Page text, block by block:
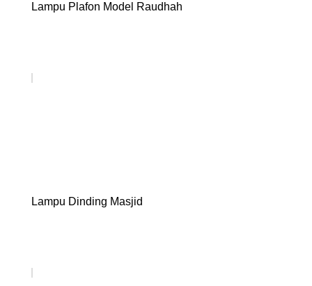
Lampu Plafon Model Raudhah
Lampu Dinding Masjid